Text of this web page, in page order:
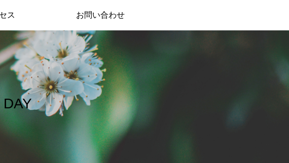
ス お問い合わせ